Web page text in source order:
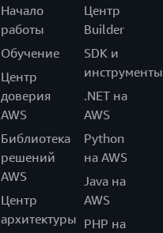
Начало
работы
Обучение
Центр
доверия
AWS
Библиотека
решений
AWS
Центр
архитектуры
Центр
Builder
SDK и
инструменты
.NET на
AWS
Python
на AWS
Java на
AWS
PHP на